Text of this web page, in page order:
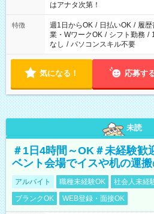
はアナタ次第！
特徴 週1日からOK / 日払いOK / 履歴
業・WワークOK / シフト勤務 /
なし / パソコンスキル不要
気になる！ 応募す
未読
＃1日4時間～OK＃未経験歓
ベント会場でイスや机の運
アルバイト 職種未経験OK 社会人未経
ブランクOK
WEB登録・面接OK